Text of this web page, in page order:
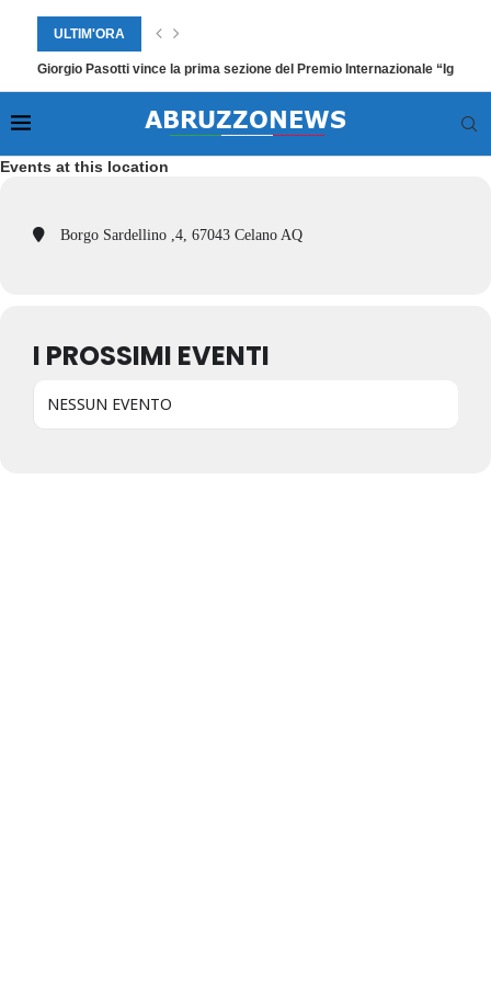
ULTIM'ORA
Giorgio Pasotti vince la prima sezione del Premio Internazionale “Ignazio
Events at this location
Borgo Sardellino ,4, 67043 Celano AQ
I PROSSIMI EVENTI
NESSUN EVENTO